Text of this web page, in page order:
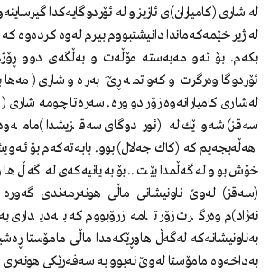
له‌ شاری (كامیاران)ی ئازیز و له‌ ئۆردوگایه‌كدا
له‌ ژیر خێمه‌كه‌ماندا دانیشتبووم بیرم له‌وه‌ كرده‌وه‌
بكه‌م. بۆ ئه‌و مه‌به‌سته‌ مۆڵه‌ت و به‌ڵگه‌ی دوو
ئۆردوگا وەرگرت و كه‌وتمه‌ ڕێ‌ َ به‌ره‌و شاری
له‌شاری كامیارانه‌وه‌ زۆر دووره‌. سه‌ره‌تا چومه‌
سه‌قز) شه‌وێك له‌ (ئوردوگای سه‌قزیشدا
هه‌ڵه‌بجه‌یم كه‌ (كاك جه‌لال) بوو. بابه‌ته‌كه‌م بۆ
خۆش بوو له‌گه‌ڵمدا بێت ..بۆ به‌یانیه‌كه‌ی له‌ گه‌ڵ
(سه‌قز) له‌وێ‌ ناونیشانی ماڵی هونه‌رمه‌ندی
نه‌ژاد)م وه‌رگرت زۆر تامه‌زرۆبووم كه‌ به‌دیداری
به‌ناونیشانه‌كه‌ له‌گه‌ڵ هاوڕێكه‌مدا ماڵی مامۆستا
به‌داخه‌وه‌ مامۆستا له‌وێ‌ نه‌بوو به‌ سه‌فه‌رێكی